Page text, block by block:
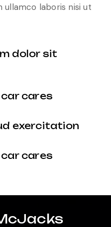
ullamco laboris nisi ut
dolor sit
cares
exercitation
cares